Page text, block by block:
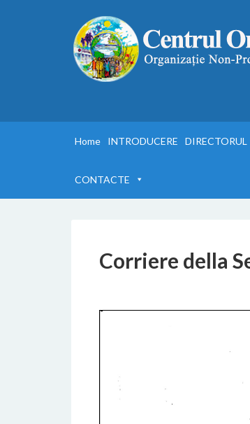
Home INTRODUCERE DIRECTORUL
CONTACTE
Corriere della